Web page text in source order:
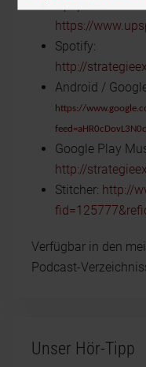
https://
Spotify:
http://
Android /
https://
Google Play
http://
Stitcher: http://
Verfügbar in den
Podcast-
Unser Hör-Tipp